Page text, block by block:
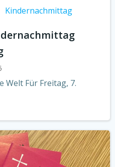
Kindernachmittag
Welt Für Freitag, 7.